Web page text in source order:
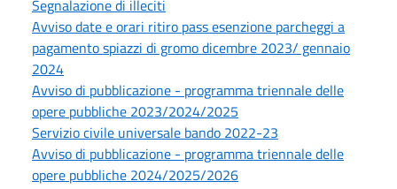
Segnalazione di illeciti
Avviso date e orari ritiro pass esenzione parcheggi a
pagamento spiazzi di gromo dicembre 2023/ gennaio
2024
Avviso di pubblicazione - programma triennale delle
opere pubbliche 2023/2024/2025
Servizio civile universale bando 2022-23
Avviso di pubblicazione - programma triennale delle
opere pubbliche 2024/2025/2026